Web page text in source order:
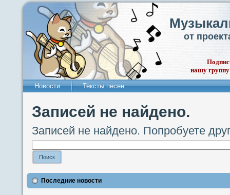
от
нашу
Новости Тексты песен
Записей не найдено.
Записей не найдено. Попробуете
Последние новости